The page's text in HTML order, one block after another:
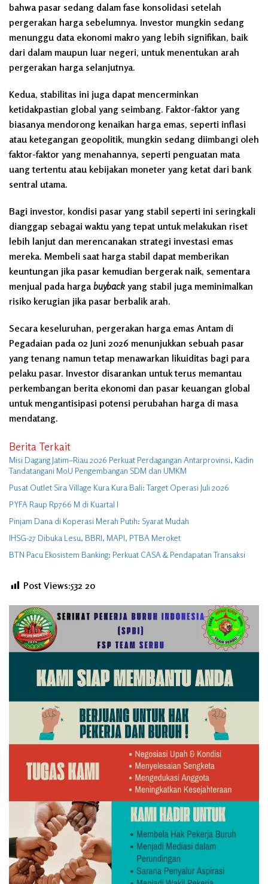
bahwa pasar sedang dalam fase konsolidasi setelah
pergerakan harga sebelumnya. Investor mungkin sedang
menunggu data ekonomi makro yang lebih signifikan, baik
dari dalam maupun luar negeri, untuk menentukan arah
pergerakan harga selanjutnya.
Kedua, stabilitas ini juga dapat mencerminkan
ketidakpastian global yang seimbang. Faktor-faktor yang
biasanya mendorong kenaikan harga emas, seperti inflasi
atau ketegangan geopolitik, mungkin sedang diimbangi oleh
faktor-faktor yang menahannya, seperti penguatan mata
uang tertentu atau kebijakan moneter yang ketat dari bank
sentral utama.
Bagi investor, kondisi pasar yang stabil seperti ini seringkali
dianggap sebagai waktu yang tepat untuk melakukan riset
lebih lanjut dan merencanakan strategi investasi emas
mereka. Membeli saat harga stabil dapat memberikan
keuntungan jika pasar kemudian bergerak naik, sementara
menjual pada harga buyback yang stabil juga meminimalkan
risiko kerugian jika pasar berbalik arah.
Secara keseluruhan, pergerakan harga emas Antam di
Pegadaian pada 02 Juni 2026 menunjukkan sebuah pasar
yang tenang namun tetap menawarkan likuiditas bagi para
pelaku pasar. Investor disarankan untuk terus memantau
perkembangan berita ekonomi dan pasar keuangan global
untuk mengantisipasi potensi perubahan harga di masa
mendatang.
Berita Terkait
Misi Dagang Jatim–Riau 2026 Perkuat Perdagangan Antarprovinsi, Kadin
Tandatangani MoU Pengembangan SDM dan UMKM
Pusat Outlet Sira Village Kura Kura Bali: Target Operasi Juli 2026
PYFA Raup Rp766 M di Kuartal I
Pinjam Dana di Koperasi Merah Putih: Syarat Mudah
IHSG-27 Dibuka Lesu, BBRI, MAPI, PTBA Meroket
BTN Pacu Ekosistem Banking: Perkuat CASA & Pendapatan Transaksi
Post Views:532 20